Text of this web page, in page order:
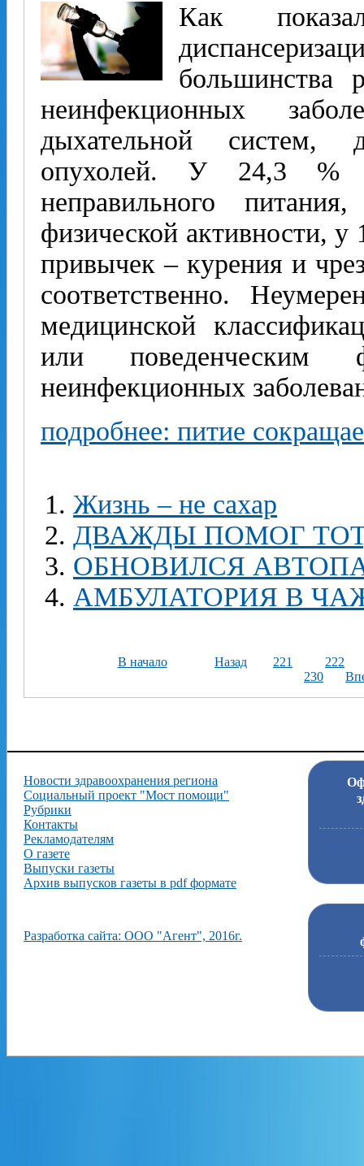
Как
большинства
неинфекционных
дыхательной систем,
опухолей. У 24,3 %
неправильного
физической активности,
привычек – курения и
соответственно.
медицинской
или поведенческим
неинфекционных
подробнее: питие
Жизнь – не сахар
ДВАЖДЫ ПОМОГ
ОБНОВИЛСЯ
АМБУЛАТОРИЯ В
В начало Назад 221
222
230
Новости здравоохранения региона
Социальный проект "Мост помощи"
Рубрики
Контакты
Рекламодателям
О газете
Выпуски газеты
Архив выпусков газеты в pdf формате
Разработка сайта: ООО "Агент", 2016г.